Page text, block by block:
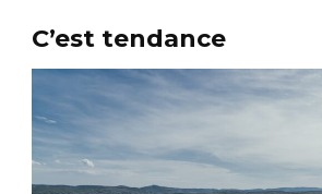
C’est tendance